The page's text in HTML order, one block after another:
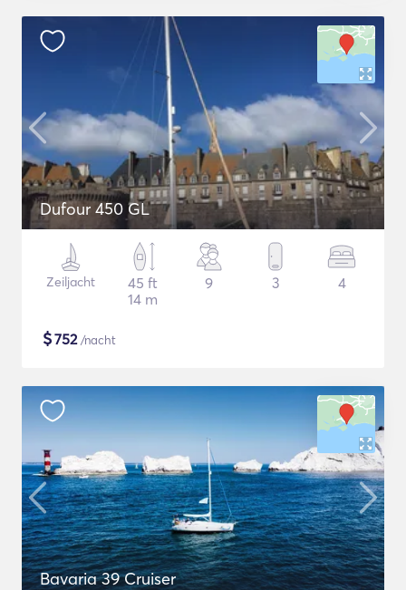
Dufour 450 GL
Zeiljacht
45 ft
14 m
9 3 4
$752/nacht
Bavaria 39 Cruiser